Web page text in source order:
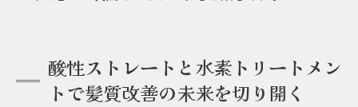
酸性ストレートと水素トリートメン
トで髪質改善の未来を切り開く